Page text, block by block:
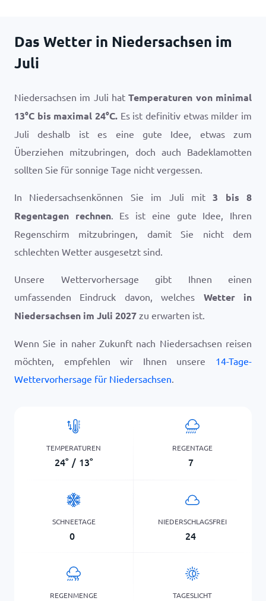
Das Wetter in Niedersachsen im
Juli
Niedersachsen im Juli hatTemperaturen von minimal
13°C bis maximal 24°C. Es ist definitiv etwas milder im
Juli deshalb ist es eine gute Idee, etwas zum
Überziehen mitzubringen, doch auch Badeklamotten
sollten Sie für sonnige Tage nicht vergessen.
In Niedersachsenkönnen Sie im Juli mit3 bis 8
Regentagen rechnen. Es ist eine gute Idee, Ihren
Regenschirm mitzubringen, damit Sie nicht dem
schlechten Wetter ausgesetzt sind.
Unsere Wettervorhersage gibt Ihnen einen
umfassenden Eindruck davon, welches Wetter in
Niedersachsen im Juli 2027 zu erwarten ist.
Wenn Sie in naher Zukunft nach Niedersachsen reisen
möchten, empfehlen wir Ihnen unsere 14-Tage-
Wettervorhersage für Niedersachsen.
TEMPERATUREN
24° / 13°
REGENTAGE
7
SCHNEETAGE
0
NIEDERSCHLAGSFREI
24
REGENMENGE TAGESLICHT